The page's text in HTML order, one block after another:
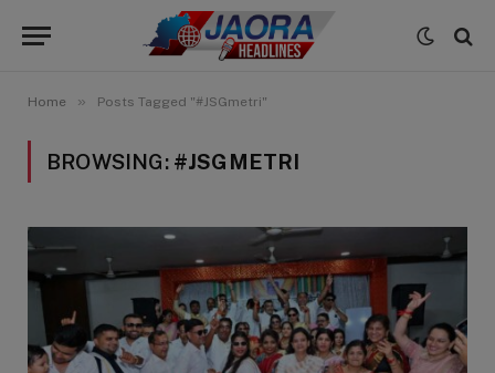
Home » Posts Tagged "#JSGmetri"
BROWSING: #JSGMETRI